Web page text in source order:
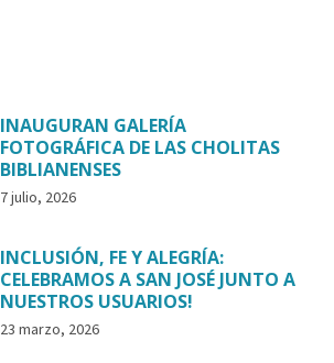
INAUGURAN GALERÍA
FOTOGRÁFICA DE LAS CHOLITAS
BIBLIANENSES
7 julio, 2026
INCLUSIÓN, FE Y ALEGRÍA:
CELEBRAMOS A SAN JOSÉ JUNTO A
NUESTROS USUARIOS!
23 marzo, 2026